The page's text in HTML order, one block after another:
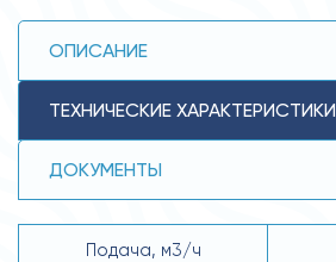
ОПИСАНИЕ
ТЕХНИЧЕСКИЕ ХАРАКТЕРИСТИКИ
ДОКУМЕНТЫ
Подача, м3/ч